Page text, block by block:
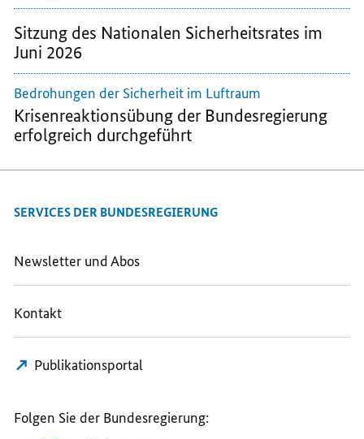
Sitzung des Nationalen Sicherheitsrates im
Juni 2026
Bedrohungen der Sicherheit im Luftraum
Krisenreaktionsübung der Bundesregierung
erfolgreich durchgeführt
SERVICES DER BUNDESREGIERUNG
Newsletter und Abos
Kontakt
Publikationsportal
Folgen Sie der Bundesregierung: